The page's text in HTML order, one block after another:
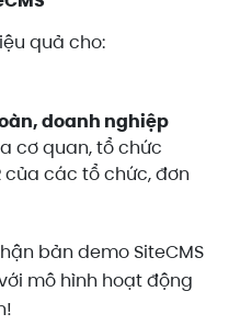
quả cho:
doanh nghiệp
cơ quan, tổ chức
của các tổ chức, đơn
bản demo SiteCMS
mô hình hoạt động